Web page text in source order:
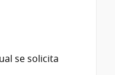
se solicita